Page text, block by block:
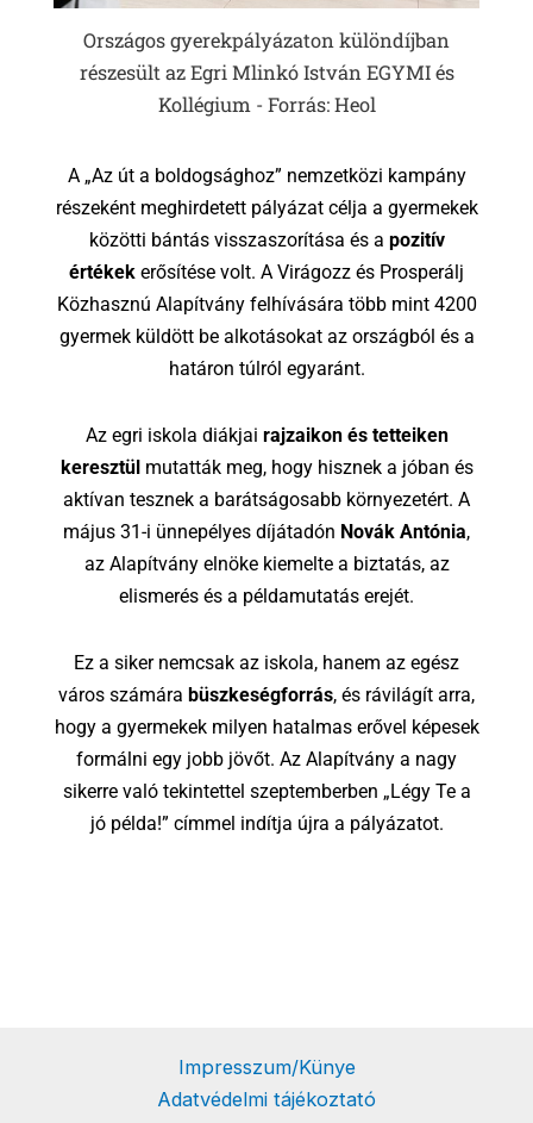
Országos gyerekpályázaton különdíjban
részesült az Egri Mlinkó István EGYMI és
Kollégium - Forrás: Heol
A „Az út a boldogsághoz” nemzetközi kampány
részeként meghirdetett pályázat célja a gyermekek
közötti bántás visszaszorítása és a pozitív
értékek erősítése volt. A Virágozz és Prosperálj
Közhasznú Alapítvány felhívására több mint 4200
gyermek küldött be alkotásokat az országból és a
határon túlról egyaránt.
Az egri iskola diákjai rajzaikon és tetteiken
keresztülmutatták meg, hogy hisznek a jóban és
aktívan tesznek a barátságosabb környezetért. A
május 31-i ünnepélyes díjátadón Novák Antónia,
az Alapítvány elnöke kiemelte a biztatás, az
elismerés és a példamutatás erejét.
Ez a siker nemcsak az iskola, hanem az egész
város számára büszkeségforrás, és rávilágít arra,
hogy a gyermekek milyen hatalmas erővel képesek
formálni egy jobb jövőt. Az Alapítvány a nagy
sikerre való tekintettel szeptemberben „Légy Te a
jó példa!” címmel indítja újra a pályázatot.
Impresszum/Künye
Adatvédelmi tájékoztató